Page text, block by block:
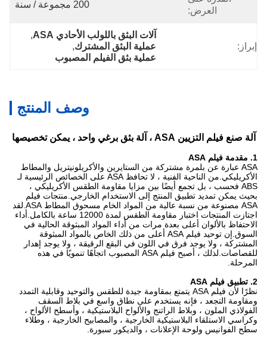
العرض:
200 مجموعة / سنة
إبراز:
آلات البثق باللولب الأحادي ASA
,
عملية البثق المشترك,
عملية بثق الفيلم المصبوب
وصف المنتج
آلة صنع فيلم التزيين ASA ، آلة بثق برغي واحد ، يمكن تخصيصها
1. مقدمة فيلم ASA
ASA عبارة عن بلمرة مشتركة من الستايرين والأكريلونيتريل والمطاط
الأكريليكي.من الناحية الفنية ، لا تحافظ ASA على الخصائص الرئيسية لـ
ABS فحسب ، بل تجمع أيضًا بين مزايا مقاومة الطقس الأكريليكي ،
بحيث يمكن تمديد تطبيق المنتج إلى الاستخدام الخارجي.منتجات فيلم
ASA مصنوعة من نسبة عالية من المواد الخام مسحوق المطاط ASA.لقد
اجتازت المنتجات اختبار مقاومة الطقس لمدة 12000 ساعة بالكامل.أداء
الاحتفاظ بالألوان أعلى بعدة مرات من أداء المواد المبثوقة الحالية في
السوق.إن توحيد فيلم ASA أعلى من ذلك الخاص بالمواد المبثوقة
المشتركة ، ولا يوجد فرق في اللون في البقع الرقيقة ، ولا يوجد إهدار
للقصاصات.لذلك ، أصبح فيلم ASA المصبوب اتجاهًا تنمويًا في هذه
المرحلة.
2. تطبيق فيلم ASA
نظرًا لأن فيلم ASA يتمتع بمقاومة جيدة للطقس والتوحيد وقابلية التمدد
ومقاومة التجعد ، فإنه يستخدم على نطاق واسع في بلاط السقف
الفولاذي الملون ، وبلاط الراتنج والألواح البلاستيكية ، وأسطح الألواح ،
وكراسي الاستلقاء البلاستيكية الخارجية ، والمصابيح الخارجية ، وطلاء
سطح الفوانيس ولوحة الإعلانات ، والديكور سبورة.